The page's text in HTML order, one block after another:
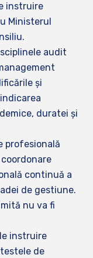
instruire
Ministerul
audit
şi
duratei și
profesională
continuă a
de gestiune.
nu va fi
instruire
de